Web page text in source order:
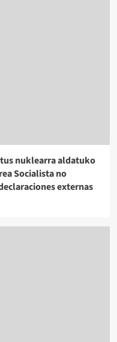
nuklearra aldatuko
Socialista no
externas